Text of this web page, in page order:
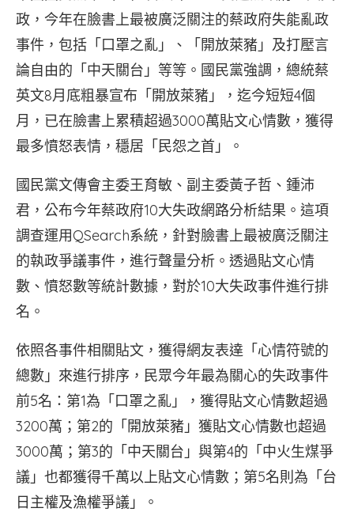
政，今年在臉書上最被廣泛關注的蔡政府失能亂政
事件，包括「口罩之亂」、「開放萊豬」及打壓言
論自由的「中天關台」等等。國民黨強調，總統蔡
英文8月底粗暴宣布「開放萊豬」，迄今短短4個
月，已在臉書上累積超過3000萬貼文心情數，獲得
最多憤怒表情，穩居「民怨之首」。
國民黨文傳會主委王育敏、副主委黃子哲、鍾沛
君，公布今年蔡政府10大失政網路分析結果。這項
調查運用QSearch系統，針對臉書上最被廣泛關注
的執政爭議事件，進行聲量分析。透過貼文心情
數、憤怒數等統計數據，對於10大失政事件進行排
名。
依照各事件相關貼文，獲得網友表達「心情符號的
總數」來進行排序，民眾今年最為關心的失政事件
前5名：第1為「口罩之亂」，獲得貼文心情數超過
3200萬；第2的「開放萊豬」獲貼文心情數也超過
3000萬；第3的「中天關台」與第4的「中火生煤爭
議」也都獲得千萬以上貼文心情數；第5名則為「台
日主權及漁權爭議」。